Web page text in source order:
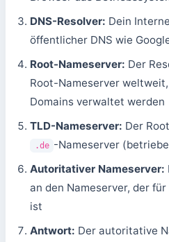
DNS-Resolver: Dein
öffentlicher DNS wie
Root-Nameserver: Der
Root-Nameserver
Domains verwaltet werden
TLD-Nameserver: Der
.de -Nameserver
Autoritativer Nameserver:
an den Nameserver, der für
ist
Antwort: Der autoritative